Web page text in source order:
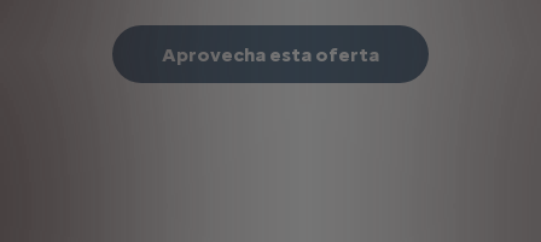
Aprovecha esta oferta